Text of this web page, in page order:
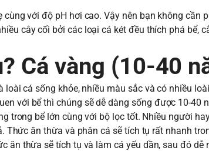
với độ pH hơi cao. Vậy nên bạn không cần
cây cối bởi các loại cá két đều thích phá bể,
Cá vàng (10-40
cá sống khỏe, nhiều màu sắc và có nhiều
với bể thì chúng sẽ dễ dàng sống được 10-40
trong bể lớn cùng với bộ lọc tốt. Nhiều người
ăn thừa và phân cá sẽ tích tụ rất nhanh
ăn thừa sẽ tích tụ và làm cá yếu dần, sau đó dễ